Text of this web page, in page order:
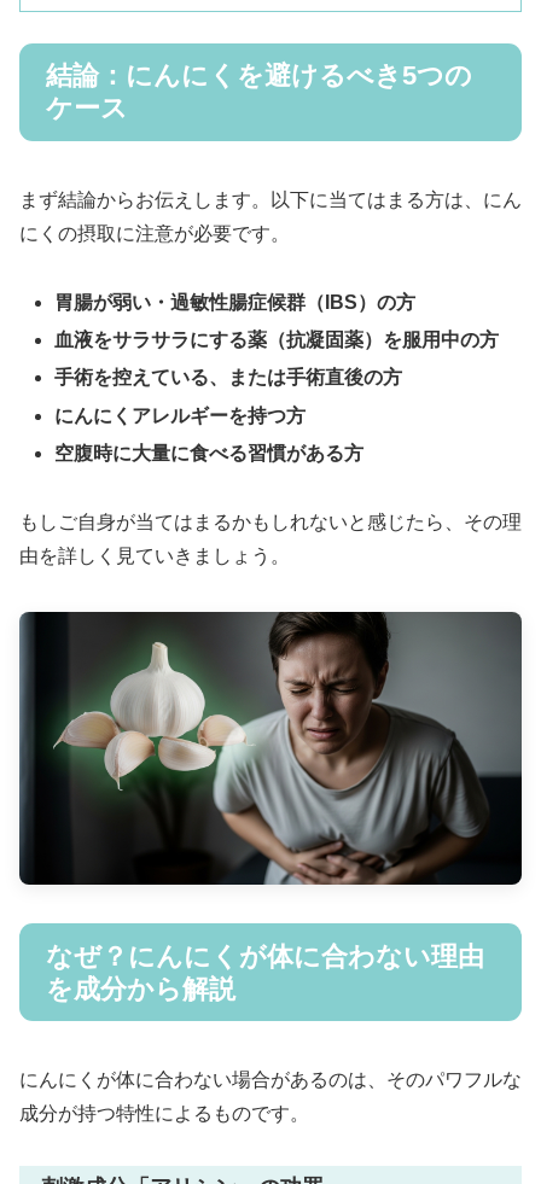
結論：にんにくを避けるべき5つの
ケース
まず結論からお伝えします。以下に当てはまる方は、にん
にくの摂取に注意が必要です。
胃腸が弱い・過敏性腸症候群（IBS）の方
血液をサラサラにする薬（抗凝固薬）を服用中の方
手術を控えている、または手術直後の方
にんにくアレルギーを持つ方
空腹時に大量に食べる習慣がある方
もしご自身が当てはまるかもしれないと感じたら、その理
由を詳しく見ていきましょう。
なぜ？にんにくが体に合わない理由
を成分から解説
にんにくが体に合わない場合があるのは、そのパワフルな
成分が持つ特性によるものです。